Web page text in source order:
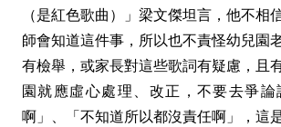
（是紅色歌曲）」梁文傑坦言，他不相
師會知道這件事，所以也不責怪幼兒園
有檢舉，或家長對這些歌詞有疑慮，且
園就應虛心處理、改正，不要去爭
啊」、「不知道所以都沒責任啊」，這